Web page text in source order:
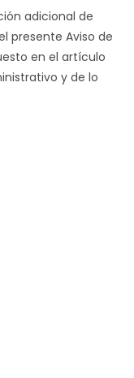
adicional de
presente Aviso de
en el artículo
y de lo